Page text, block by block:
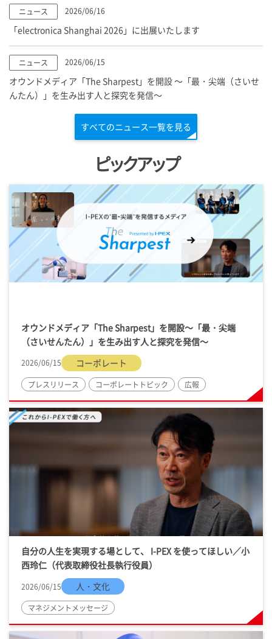
ニュース 2026/06/16
「electronica Shanghai 2026」に出展いたします
ニュース 2026/06/15
オウンドメディア「The Sharpest」を開設 ～「最・尖端（さいせ
んたん）」を生み出す人と探究を発信～
すべてのニュース一覧を見る
ピックアップ
オウンドメディア「The Sharpest」を開設～「最・尖端
（さいせんたん）」を生み出す人と探究を発信～
2026/06/15 コーポレート
プレスリリース コーポレートトピック 広報
自分の人生を実現する場として、 I-PEX を使ってほしい／小
西玲仁（代表取締役社長執行役員）
2026/06/15 人・文化
マネジメントメッセージ